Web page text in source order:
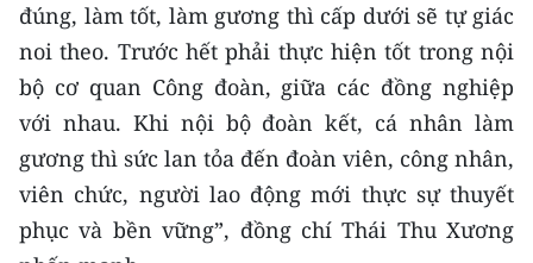
đúng, làm tốt, làm gương thì cấp dưới sẽ tự giác
noi theo. Trước hết phải thực hiện tốt trong nội
bộ cơ quan Công đoàn, giữa các đồng nghiệp
với nhau. Khi nội bộ đoàn kết, cá nhân làm
gương thì sức lan tỏa đến đoàn viên, công nhân,
viên chức, người lao động mới thực sự thuyết
phục và bền vững”, đồng chí Thái Thu Xương